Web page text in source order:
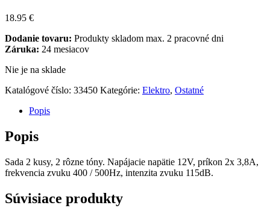
18.95 €
Dodanie tovaru: Produkty skladom max. 2 pracovné dni
Záruka: 24 mesiacov
Nie je na sklade
Katalógové číslo: 33450 Kategórie: Elektro, Ostatné
Popis
Popis
Sada 2 kusy, 2 rôzne tóny. Napájacie napätie 12V, príkon 2x 3,8A,
frekvencia zvuku 400 / 500Hz, intenzita zvuku 115dB.
Súvisiace produkty